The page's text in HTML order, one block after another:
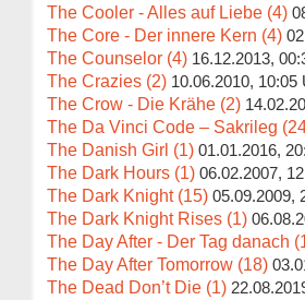
The Cooler - Alles auf Liebe (4)
The Core - Der innere Kern (4)
The Counselor (4) 16.12.2013,
The Crazies (2) 10.06.2010, 10:05
The Crow - Die Krähe (2)
The Da Vinci Code – Sakrileg
The Danish Girl (1) 01.01.2016,
The Dark Hours (1) 06.02.2007,
The Dark Knight (15) 05.09.2009,
The Dark Knight Rises (1)
The Day After - Der Tag danach
The Day After Tomorrow (18)
The Dead Don’t Die (1)